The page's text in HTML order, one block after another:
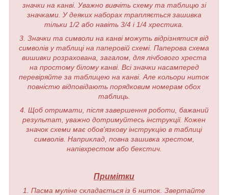
значки на канві. Уважно вивчіть схему та таблицю зі
значками. У деяких наборах трапляється зашивка
тільки 1/2 або навіть 3/4 і 1/4 хрестика.
3. Значки та символи на канві можуть відрізнятися від
символів у таблиці на паперовій схемі. Паперова схема
вишивки розрахована, загалом, для лічбового хреста
на простому білому канві. Всі значки насамперед
перевіряйте за таблицею на канві. Але кольори ниток
повністю відповідають порядковим номерам обох
таблиць.
4. Щоб отримати, після завершення роботи, бажаний
результат, уважно дотримуйтесь інструкції. Кожен
значок схеми має обов'язкову інструкцію в таблиці
символів. Наприклад, повна зашивка хрестом,
напівхрестом або бекстич.
Примітки
1. Пасма муліне складається із 6 ниток. Звертайте